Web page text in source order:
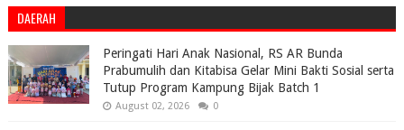
DAERAH
Peringati Hari Anak Nasional, RS AR Bunda
Prabumulih dan Kitabisa Gelar Mini Bakti Sosial serta
Tutup Program Kampung Bijak Batch 1
August 02, 2026 0